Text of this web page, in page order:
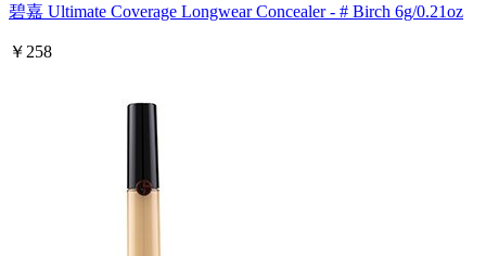
碧嘉 Ultimate Coverage Longwear Concealer - # Birch 6g/0.21oz
￥258